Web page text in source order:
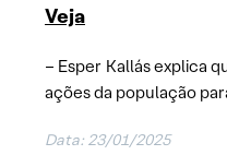
Veja
– Esper Kallás explica
ações da população
Data: 23/01/2025